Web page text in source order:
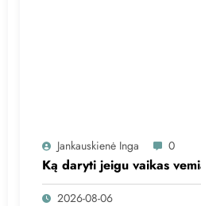
Jankauskienė Inga 0
Ką daryti jeigu vaikas
2026-08-06